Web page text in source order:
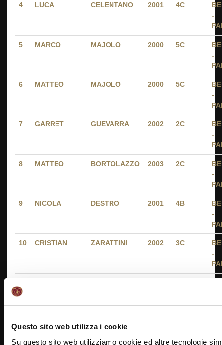
Questo sito web utilizza i cookie
Su questo sito web utilizziamo cookie ed altre tecnologie
4 LUCA CELENTANO 2001 4C
-
5 MARCO MAJOLO 2000 5C
-
6 MATTEO MAJOLO 2000 5C
-
7 GARRET GUEVARRA 2002 2C
-
8 MATTEO BORTOLAZZO 2003 2C
-
9 NICOLA DESTRO 2001 4B
-
10 CRISTIAN ZARATTINI 2002 3C
-
DAVIDE CALLEGARO